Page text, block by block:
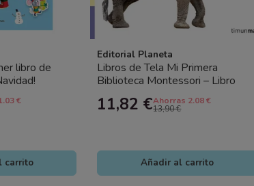
libro de
€
carrito
Editorial Planeta
Libros de Tela Mi Primera
Biblioteca Montessori – Libro
11,82 €Ahorras 2.08 €
13,90 €
Añadir al carrito